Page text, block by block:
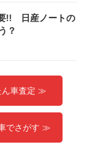
!! 日産ノートの
？
ん車査定 ≫
でさがす ≫